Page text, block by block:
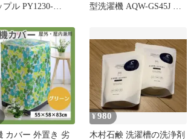
プル PY1230-
型洗濯機 AQW-GS45J 本
カバー 外置き 劣
¥980
木村石鹸 洗濯槽の洗浄剤